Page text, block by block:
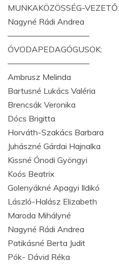
MUNKAKÖZÖSSÉG-VEZETŐ:
Nagyné Rádi Andrea
——————————
ÓVODAPEDAGÓGUSOK:
——————————
Ambrusz Melinda
Bartusné Lukács Valéria
Brencsák Veronika
Dócs Brigitta
Horváth-Szakács Barbara
Juhászné Gárdai Hajnalka
Kissné Ónodi Gyöngyi
Koós Beatrix
Golenyákné Apagyi Ildikó
László-Halász Elizabeth
Maroda Mihályné
Nagyné Rádi Andrea
Patikásné Berta Judit
Pók- Dávid Réka